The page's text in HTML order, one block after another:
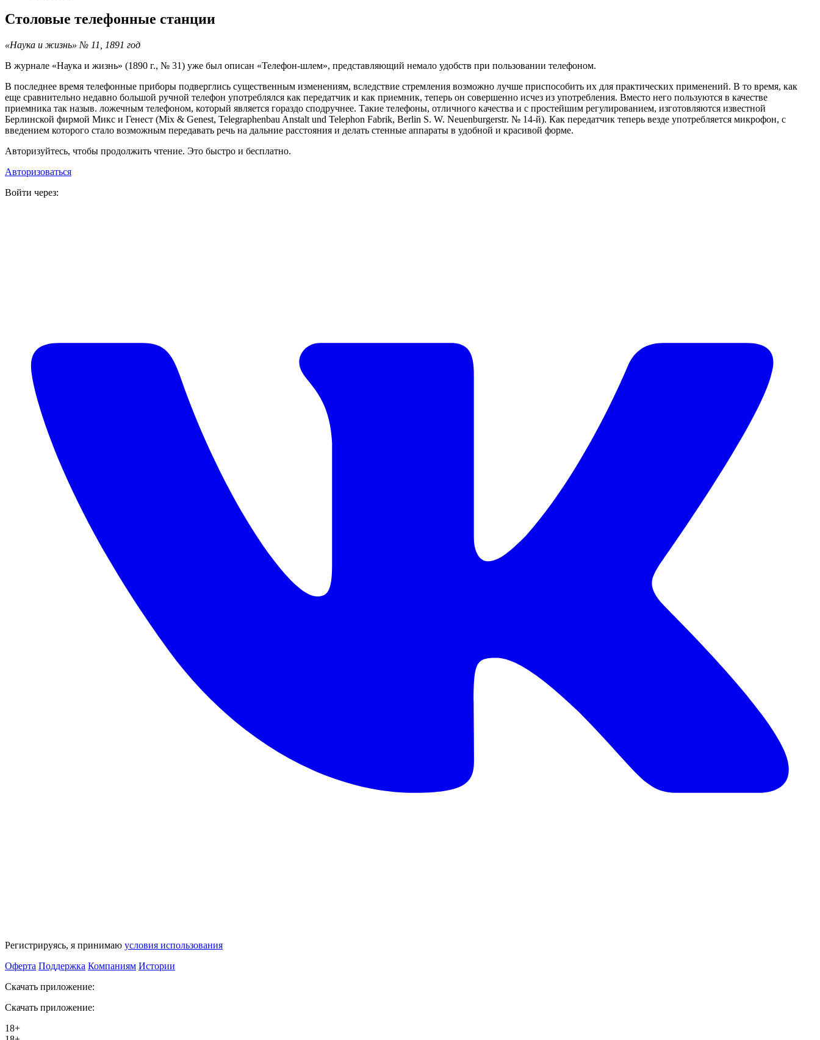
Столовые телефонные станции
«Наука и жизнь» № 11, 1891 год
В журнале «Наука и жизнь» (1890 г., № 31) уже был описан «Телефон-шлем», представляющий немало удобств при пользовании телефоном.
В последнее время телефонные приборы подверглись существенным изменениям, вследствие стремления возможно лучше приспособить их для практических применений. В то время, как
еще сравнительно недавно большой ручной телефон употреблялся как передатчик и как приемник, теперь он совершенно исчез из употребления. Вместо него пользуются в качестве
приемника так назыв. ложечным телефоном, который является гораздо сподручнее. Такие телефоны, отличного качества и с простейшим регулированием, изготовляются известной
Берлинской фирмой Микс и Генест (Mix & Genest, Telegraphenbau Anstalt und Telephon Fabrik, Berlin S. W. Neuenburgerstr. № 14-й). Как передатчик теперь везде употребляется микрофон, с
введением которого стало возможным передавать речь на дальние расстояния и делать стенные аппараты в удобной и красивой форме.
Авторизуйтесь, чтобы продолжить чтение. Это быстро и бесплатно.
Авторизоваться
Войти через:
Регистрируясь, я принимаю условия использования
Оферта Поддержка Компаниям Истории
Скачать приложение:
Скачать приложение:
18+